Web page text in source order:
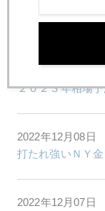
いよいよ２０２
２０２３年相場
2022年12月08日
打たれ強いＮＹ金
2022年12月07日